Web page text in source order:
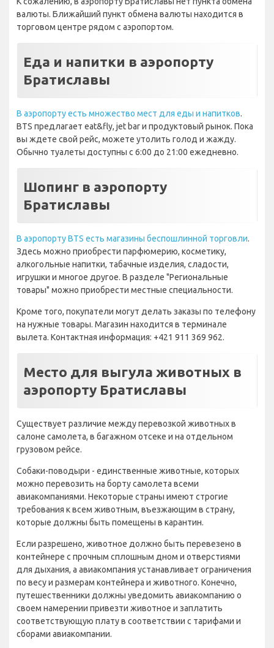
валюты. Ближайший пункт обмена валюты находится в
торговом центре рядом с аэропортом.
Еда и напитки в аэропорту
Братиславы
В аэропорту есть множество мест для еды и напитков.
BTS предлагает eat&fly, jet bar и продуктовый рынок. Пока
вы ждете свой рейс, можете утолить голод и жажду.
Обычно туалеты доступны с 6:00 до 21:00 ежедневно.
Шопинг в аэропорту
Братиславы
В аэропорту BTS есть магазины беспошлинной торговли.
Здесь можно приобрести парфюмерию, косметику,
алкогольные напитки, табачные изделия, сладости,
игрушки и многое другое. В разделе "Региональные
товары" можно приобрести местные специальности.
Кроме того, покупатели могут делать заказы по телефону
на нужные товары. Магазин находится в терминале
вылета. Контактная информация: +421 911 369 962.
Место для выгула животных в
аэропорту Братиславы
Существует различие между перевозкой животных в
салоне самолета, в багажном отсеке и на отдельном
грузовом рейсе.
Собаки-поводыри - единственные животные, которых
можно перевозить на борту самолета всеми
авиакомпаниями. Некоторые страны имеют строгие
требования к всем животным, въезжающим в страну,
которые должны быть помещены в карантин.
Если разрешено, животное должно быть перевезено в
контейнере с прочным сплошным дном и отверстиями
для дыхания, а авиакомпания устанавливает ограничения
по весу и размерам контейнера и животного. Конечно,
путешественники должны уведомить авиакомпанию о
своем намерении привезти животное и заплатить
соответствующую плату в соответствии с тарифами и
сборами авиакомпании.